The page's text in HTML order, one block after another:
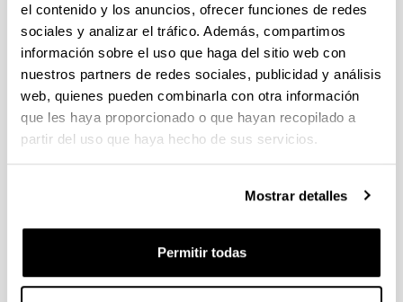
el contenido y los anuncios, ofrecer funciones de redes
sociales y analizar el tráfico. Además, compartimos
información sobre el uso que haga del sitio web con
nuestros partners de redes sociales, publicidad y análisis
web, quienes pueden combinarla con otra información
que les haya proporcionado o que hayan recopilado a
partir del uso que haya hecho de sus servicios.
Mostrar detalles
Permitir todas
H
Herrero Hernandez, Aritz (PDI)
Huebra Ruiz, Marta Maria (PDI)
Hueso Alonso, Ricardo (PDI)
Arriba
I
Illarramendi Leturia, Maria Asuncion (PDI)
Iparraguirre San Sebastian, Ignacio (PDI)